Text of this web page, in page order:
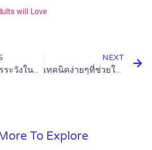
will Love
สองข้อควรระวังในการใช้ determiners and articles (a,an,the)
NEXT
เทคนิคง่ายๆที่ช่วยให้เราอ่านเร็วขึ้น
To Explore